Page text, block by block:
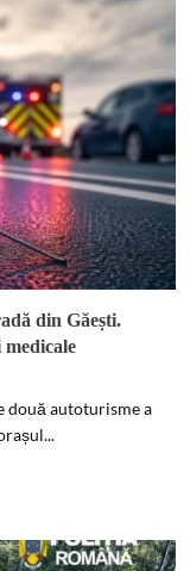
din Găești.
două autoturisme a